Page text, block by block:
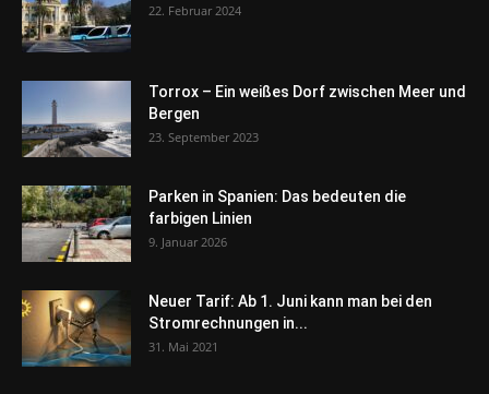
22. Februar 2024
Torrox – Ein weißes Dorf zwischen Meer und
Bergen
23. September 2023
Parken in Spanien: Das bedeuten die
farbigen Linien
9. Januar 2026
Neuer Tarif: Ab 1. Juni kann man bei den
Stromrechnungen in...
31. Mai 2021